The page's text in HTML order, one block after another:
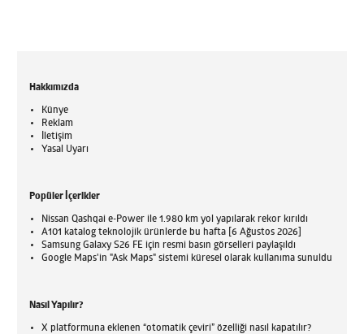
Hakkımızda
Künye
Reklam
İletişim
Yasal Uyarı
Popüler İçerikler
Nissan Qashqai e-Power ile 1.980 km yol yapılarak rekor kırıldı
A101 katalog teknolojik ürünlerde bu hafta [6 Ağustos 2026]
Samsung Galaxy S26 FE için resmi basın görselleri paylaşıldı
Google Maps'in "Ask Maps" sistemi küresel olarak kullanıma sunuldu
Nasıl Yapılır?
X platformuna eklenen “otomatik çeviri” özelliği nasıl kapatılır?